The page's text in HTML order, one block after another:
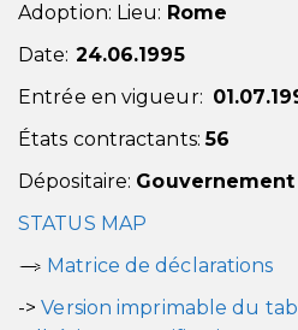
Adoption: Lieu: Rome
Date: 24.06.1995
Entrée en vigueur:
États contractants:56
Dépositaire:
STATUS MAP
Matrice de déclarations
-> Version imprimable du